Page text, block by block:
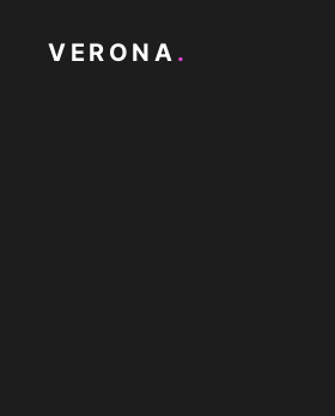
VERONA .